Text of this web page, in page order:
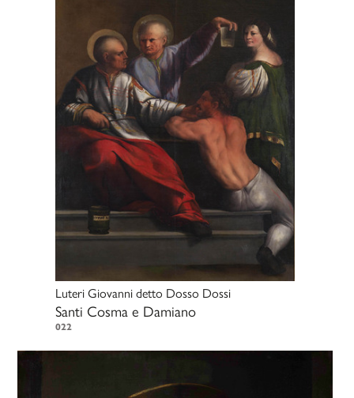
Luteri Giovanni detto Dosso Dossi
Santi Cosma e Damiano
022